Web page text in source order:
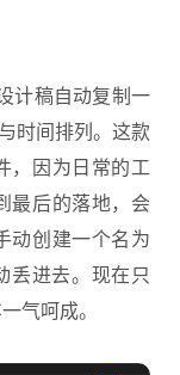
计稿自动复制一
时间排列。这款
，因为日常的工
最后的落地，会
动创建一个名为
丢进去。现在只
气呵成。